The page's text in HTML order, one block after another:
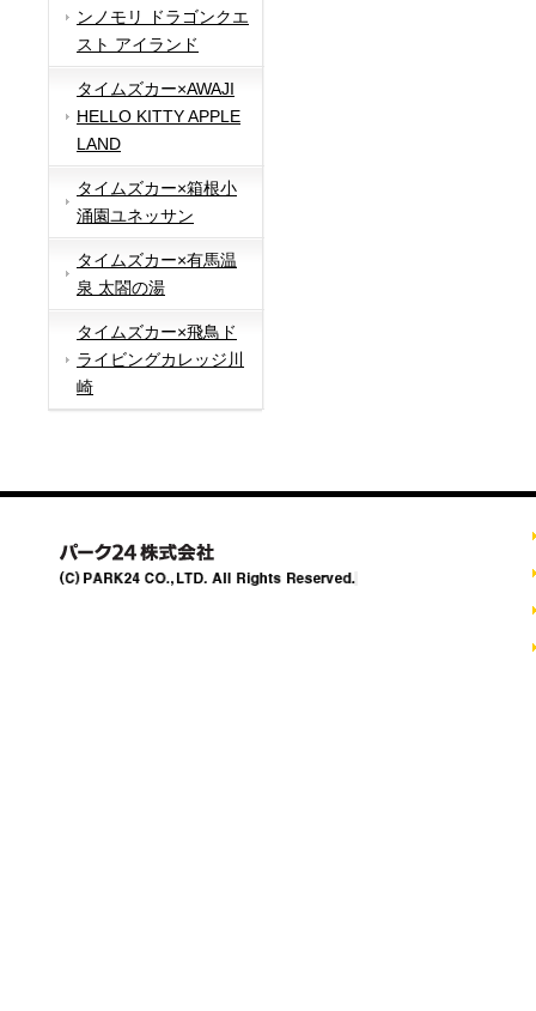
ンノモリ ドラゴンクエ
スト アイランド
タイムズカー×AWAJI
HELLO KITTY APPLE
LAND
タイムズカー×箱根小
涌園ユネッサン
タイムズカー×有馬温
泉 太閤の湯
タイムズカー×飛鳥ド
ライビングカレッジ川
崎